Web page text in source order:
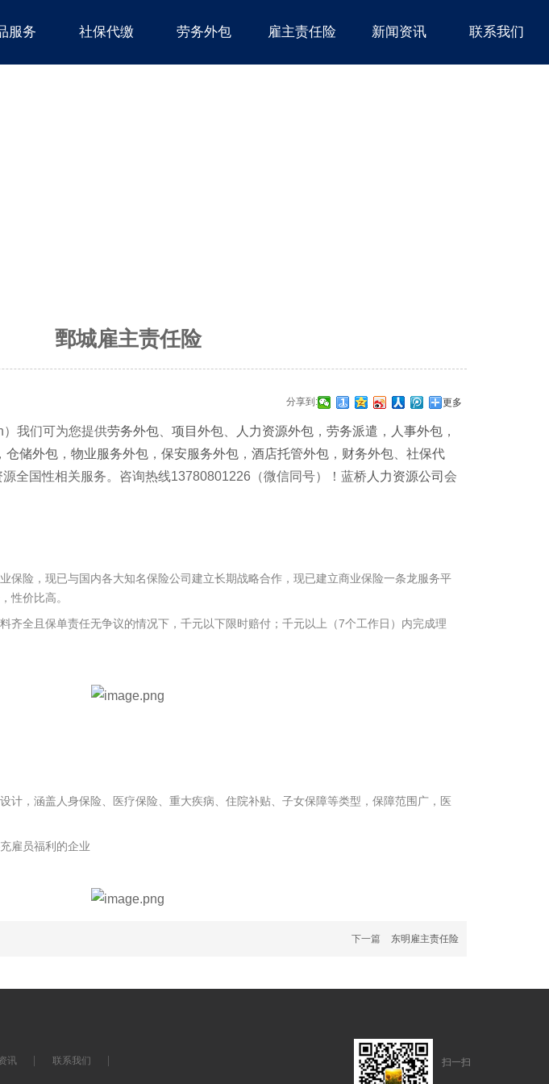
服务 社保代缴 劳务外包 雇主责任险 新闻资讯 联系我们
鄄城雇主责任险
分享到: 更多
）我们可为您提供劳务外包 项目外包 人力资源外包 ， 劳务派遣 ， 人事外包 ，
， 仓储外包 ， 物业服务外包 ， 保安服务外包 ， 酒店托管外包 ， 财务外包
社保代
源全国性相关服务。咨询热线13780801226（微信同号）！蓝桥 人力资源公司 会
险，现已与国内各大知名保险公司建立长期战略合作，现已建立商业保险一条龙服务平
性价比高。
全且保单责任无争议的情况下，千元以下限时赔付；千元以上（7个工作日）内完成理
，涵盖人身保险、医疗保险、重大疾病、住院补贴、子女保障等类型，保障范围广，医
雇员福利的企业
下一篇 东明雇主责任险
讯 联系我们 扫一扫